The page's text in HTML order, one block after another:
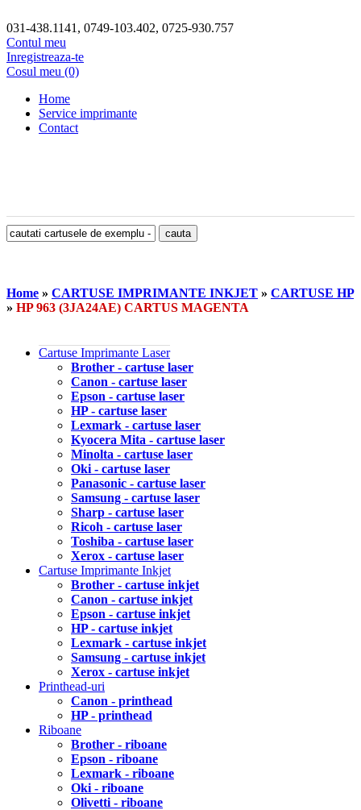
031-438.1141, 0749-103.402, 0725-930.757
Contul meu
Inregistreaza-te
Cosul meu (0)
Home
Service imprimante
Contact
Home » CARTUSE IMPRIMANTE INKJET » CARTUSE HP
» HP 963 (3JA24AE) CARTUS MAGENTA
Cartuse Imprimante Laser
Brother - cartuse laser
Canon - cartuse laser
Epson - cartuse laser
HP - cartuse laser
Lexmark - cartuse laser
Kyocera Mita - cartuse laser
Minolta - cartuse laser
Oki - cartuse laser
Panasonic - cartuse laser
Samsung - cartuse laser
Sharp - cartuse laser
Ricoh - cartuse laser
Toshiba - cartuse laser
Xerox - cartuse laser
Cartuse Imprimante Inkjet
Brother - cartuse inkjet
Canon - cartuse inkjet
Epson - cartuse inkjet
HP - cartuse inkjet
Lexmark - cartuse inkjet
Samsung - cartuse inkjet
Xerox - cartuse inkjet
Printhead-uri
Canon - printhead
HP - printhead
Riboane
Brother - riboane
Epson - riboane
Lexmark - riboane
Oki - riboane
Olivetti - riboane